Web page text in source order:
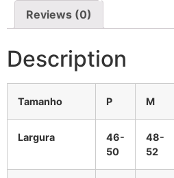
Reviews (0)
Description
Tamanho P M
Largura
46-
50
48-
52